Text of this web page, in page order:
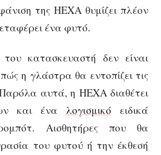
της HEXA θυμίζει πλέον
ένα φυτό.
κατασκευαστή δεν είναι
η γλάστρα θα εντοπίζει τις
αυτά, η HEXA διαθέτει
και ένα λογισμικό ειδικά
Αισθητήρες που θα
του φυτού ή την έκθεσή